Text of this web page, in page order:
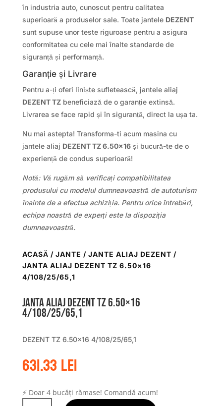
în industria auto, cunoscut pentru calitatea
superioară a produselor sale. Toate jantele DEZENT
sunt supuse unor teste riguroase pentru a asigura
conformitatea cu cele mai înalte standarde de
siguranță și performanță.
Garanție și Livrare
Pentru a-ți oferi liniște sufletească, jantele aliaj
DEZENT TZbeneficiază de o garanție extinsă.
Livrarea se face rapid și în siguranță, direct la ușa ta.
Nu mai astepta! Transforma-ti acum masina cu
jantele aliaj DEZENT TZ 6.50×16și bucură-te de o
experiență de condus superioară!
Notă: Vă rugăm să verificați compatibilitatea
produsului cu modelul dumneavoastră de autoturism
înainte de a efectua achiziția. Pentru orice întrebări,
echipa noastră de experți este la dispoziția
dumneavoastră.
ACASĂ / JANTE / JANTE ALIAJ DEZENT /
JANTA ALIAJ DEZENT TZ 6.50×16
4/108/25/65,1
Janta aliaj DEZENT TZ 6.50×16
4/108/25/65,1
DEZENT TZ 6.50×16 4/108/25/65,1
631.33lei
⚡ Doar 4 bucăți rămase! Comandă acum!
Cantitate